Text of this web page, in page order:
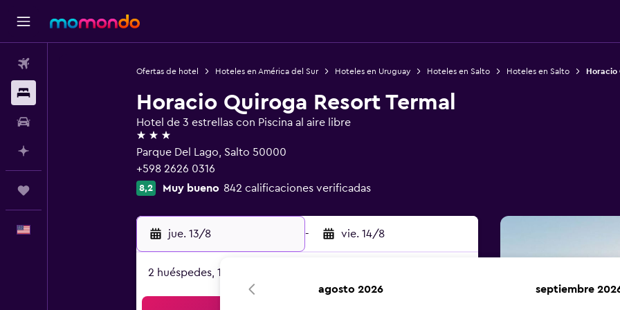
Ofertas de hotel Hoteles en América del Sur Hoteles en Uruguay Hoteles en Salto Hoteles en Salto Horacio
Horacio Quiroga Resort Termal
Hotel de 3 estrellas con Piscina al aire libre
3 estrellas
Parque Del Lago, Salto 50000
+598 2626 0316
8,2 Muy bueno 842 calificaciones verificadas
jue. 13/8 - vie. 14/8
2 huéspedes, 1 habitación
agosto 2026 septiembre